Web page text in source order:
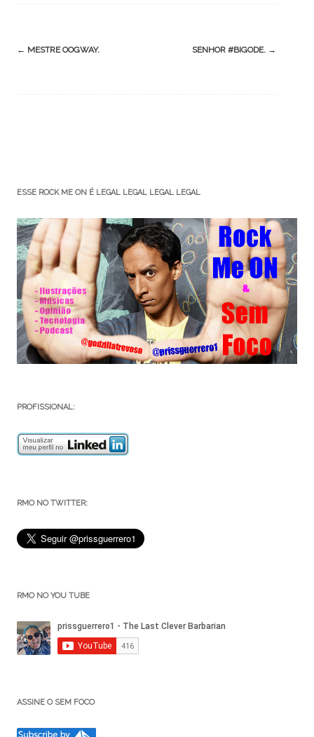
Post
← MESTRE OOGWAY. SENHOR #BIGODE. →
ESSE ROCK ME ON É LEGAL LEGAL LEGAL LEGAL
PROFISSIONAL:
RMO NO TWITTER:
RMO NO YOU TUBE
ASSINE O SEM FOCO